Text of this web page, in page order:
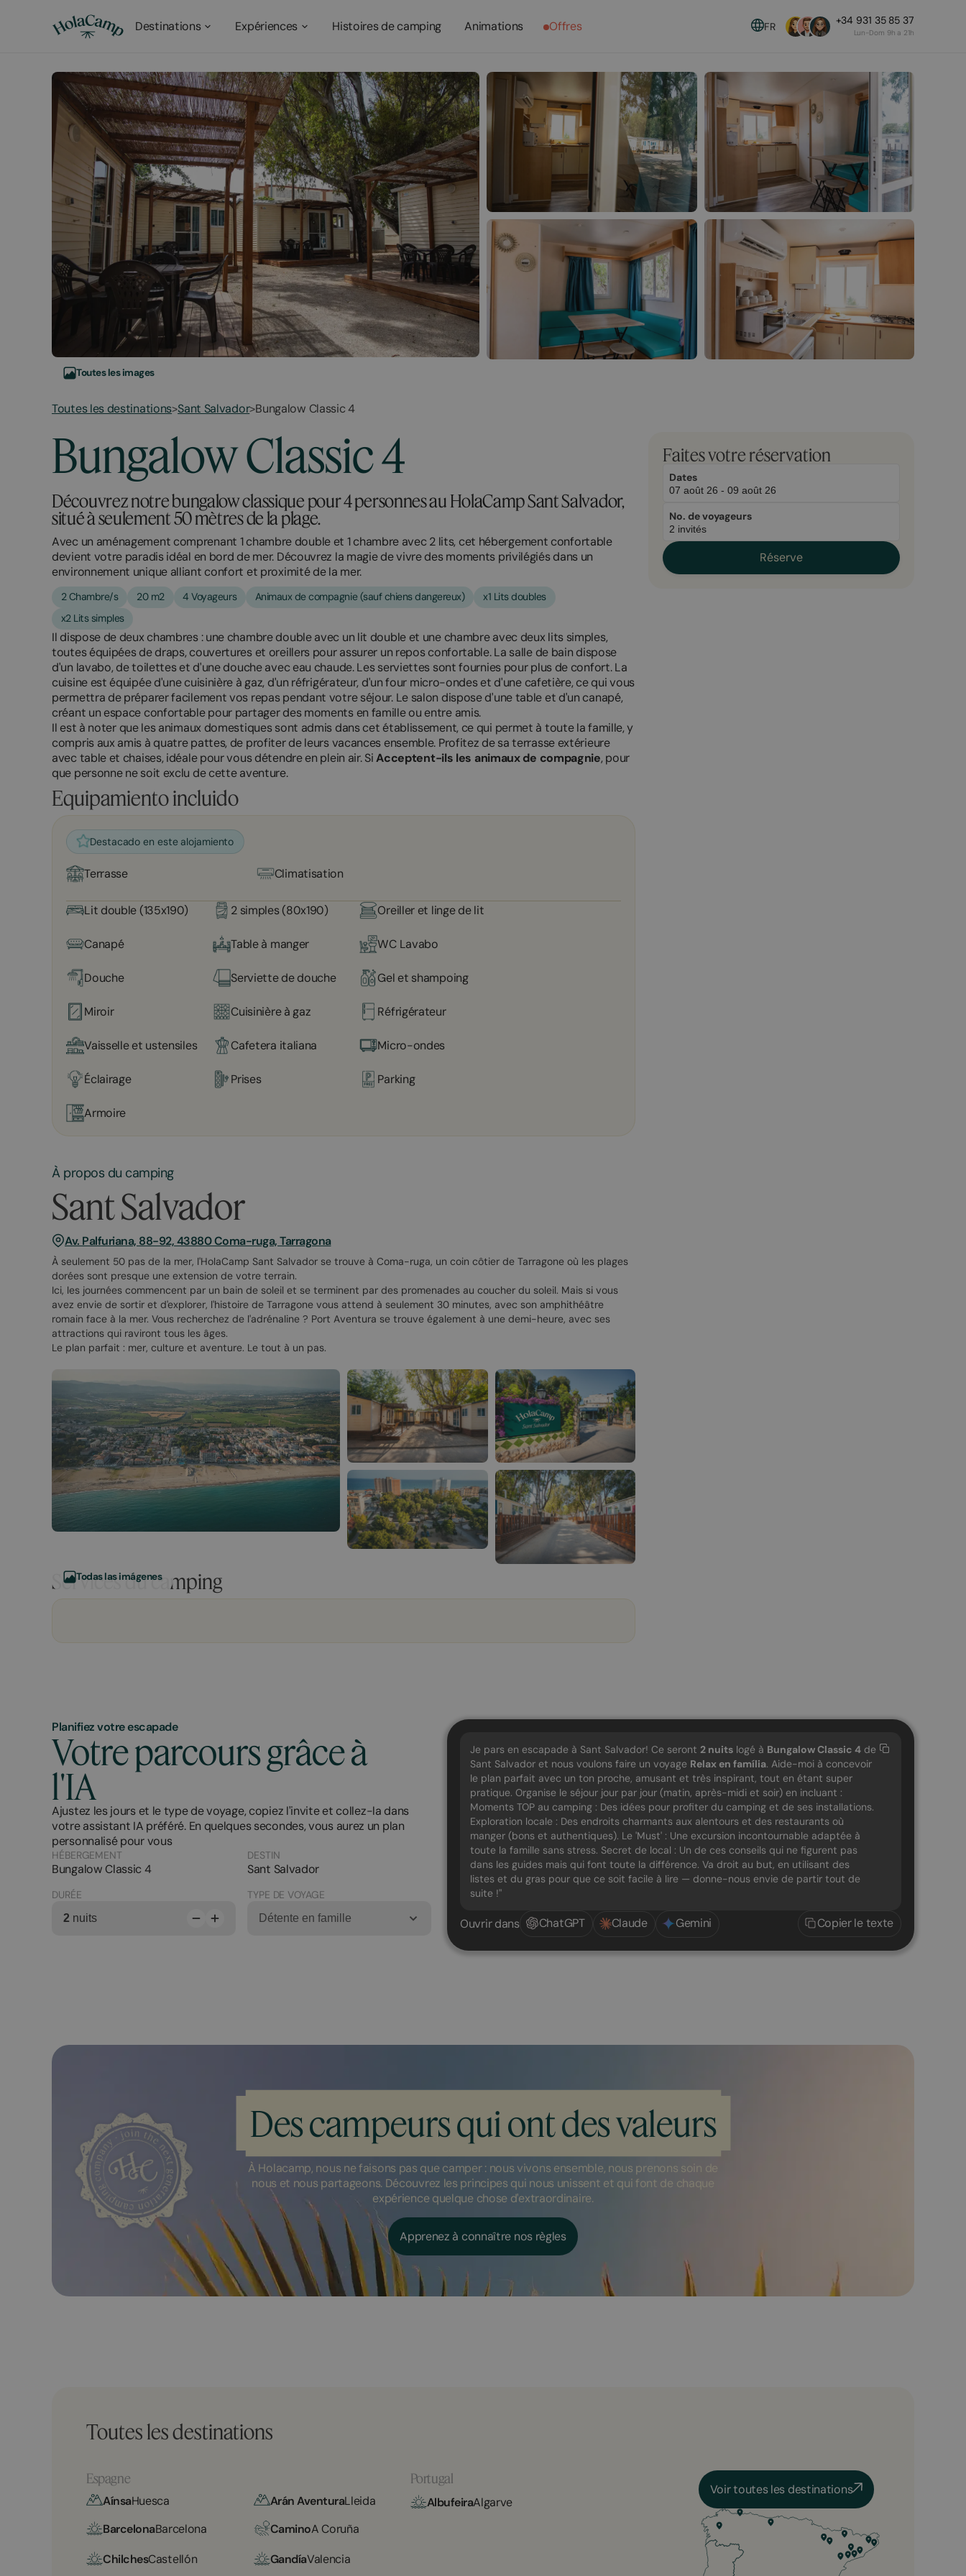
Destinations Expériences Histoires de camping Animations Offres FR +34 931 35 85 37
Lun-Dom 9h a 21h
Toutes les images
Toutes les destinations>Sant Salvador
2026
2025
>Bungalow Classic 4
Bungalow Classic 4
Découvrez notre bungalow classique pour 4 personnes au HolaCamp Sant Salvador,
situé à seulement 50 mètres de la plage.
Avec un aménagement comprenant 1 chambre double et 1 chambre avec 2 lits, cet hébergement confortable
devient votre paradis idéal en bord de mer. Découvrez la magie de vivre des moments privilégiés dans un
environnement unique alliant confort et proximité de la mer.
2 Chambre/s 20 m2 4 Voyageurs Animaux de compagnie (sauf chiens dangereux)
x1 Lits doubles
x2 Lits simples
Il dispose de deux chambres : une chambre double avec un lit double et une chambre avec deux lits simples,
toutes équipées de draps, couvertures et oreillers pour assurer un repos confortable. La salle de bain dispose
d'un lavabo, de toilettes et d'une douche avec eau chaude. Les serviettes sont fournies pour plus de confort. La
cuisine est équipée d'une cuisinière à gaz, d'un réfrigérateur, d'un four micro-ondes et d'une cafetière, ce qui vous
permettra de préparer facilement vos repas pendant votre séjour. Le salon dispose d'une table et d'un canapé,
créant un espace confortable pour partager des moments en famille ou entre amis.
Il est à noter que les animaux domestiques sont admis dans cet établissement, ce qui permet à toute la famille, y
compris aux amis à quatre pattes, de profiter de leurs vacances ensemble. Profitez de sa terrasse extérieure
avec table et chaises, idéale pour vous détendre en plein air. SiAcceptent-ils les animaux de compagnie, pour
que personne ne soit exclu de cette aventure.
Equipamiento incluido
Destacado en este alojamiento
Terrasse Climatisation
Lit double (135x190) 2 simples (80x190) Oreiller et linge de lit
Canapé Table à manger WC Lavabo
Douche Serviette de douche Gel et shampoing
Miroir Cuisinière à gaz Réfrigérateur
Vaisselle et ustensiles Cafetera italiana Micro-ondes
Éclairage Prises Parking
Armoire
À propos du camping
Sant Salvador
Av. Palfuriana, 88-92, 43880 Coma-ruga, Tarragona
À seulement 50 pas de la mer, l'HolaCamp Sant Salvador se trouve à Coma-ruga, un coin côtier de Tarragone où les plages
dorées sont presque une extension de votre terrain.
Ici, les journées commencent par un bain de soleil et se terminent par des promenades au coucher du soleil. Mais si vous
avez envie de sortir et d'explorer, l'histoire de Tarragone vous attend à seulement 30 minutes, avec son amphithéâtre
romain face à la mer. Vous recherchez de l'adrénaline ? Port Aventura se trouve également à une demi-heure, avec ses
attractions qui raviront tous les âges.
Le plan parfait : mer, culture et aventure. Le tout à un pas.
Todas las imágenes
Services du camping
Faites votre réservation
Dates
No. de voyageurs
Réserve
Planifiez votre escapade
Votre parcours grâce à
l'IA
Ajustez les jours et le type de voyage, copiez l'invite et collez-la dans
votre assistant IA préféré. En quelques secondes, vous aurez un plan
personnalisé pour vous
HÉBERGEMENT
Bungalow Classic 4
DESTIN
Sant Salvador
DURÉE
2 nuits
TYPE DE VOYAGE
Détente en famille
Je pars en escapade à Sant Salvador! Ce seront 2 nuits logé à Bungalow Classic 4 de
Sant Salvador et nous voulons faire un voyage Relax en família. Aide-moi à concevoir
le plan parfait avec un ton proche, amusant et très inspirant, tout en étant super
pratique. Organise le séjour jour par jour (matin, après-midi et soir) en incluant :
Moments TOP au camping : Des idées pour profiter du camping et de ses installations.
Exploration locale : Des endroits charmants aux alentours et des restaurants où
manger (bons et authentiques). Le 'Must' : Une excursion incontournable adaptée à
toute la famille sans stress. Secret de local : Un de ces conseils qui ne figurent pas
dans les guides mais qui font toute la différence. Va droit au but, en utilisant des
listes et du gras pour que ce soit facile à lire — donne-nous envie de partir tout de
suite !"
Ouvrir dans ChatGPT Claude Gemini Copier le texte
Des campeurs qui ont des valeurs
À Holacamp, nous ne faisons pas que camper : nous vivons ensemble, nous prenons soin de
nous et nous partageons. Découvrez les principes qui nous unissent et qui font de chaque
expérience quelque chose d'extraordinaire.
Apprenez à connaître nos règles
Toutes les destinations
Espagne
AínsaHuesca Arán AventuraLleida
BarcelonaBarcelona CaminoA Coruña
ChilchesCastellón GandíaValencia
Portugal
AlbufeiraAlgarve
Voir toutes les destinations